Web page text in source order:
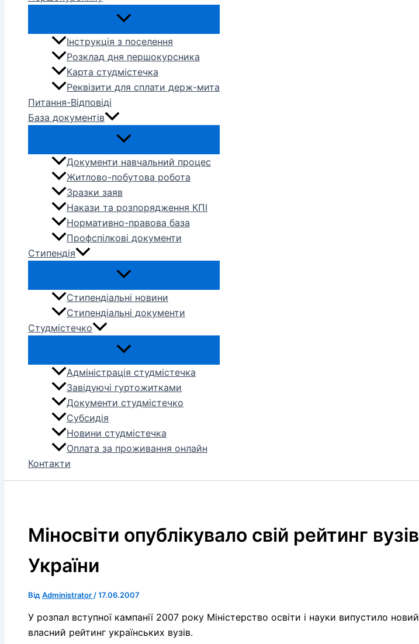
Інструкція з поселення
Розклад дня першокурсника
Карта студмістечка
Реквізити для сплати держ-мита
Питання-Відповіді
База документів
Документи навчальний процес
Житлово-побутова робота
Зразки заяв
Накази та розпорядження КПІ
Нормативно-правова база
Профспілкові документи
Стипендія
Стипендіальні новини
Стипендіальні документи
Студмістечко
Адміністрація студмістечка
Завідуючі гуртожитками
Документи студмістечко
Субсидія
Новини студмістечка
Оплата за проживання онлайн
Контакти
Міносвіти опублікувало свій рейтинг вузів
України
Від Administrator /17.06.2007
У розпал вступної кампанії 2007 року Міністерство освіти і науки випустило новий
власний рейтинг українських вузів.